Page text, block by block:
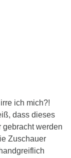
ich mich?!
dass dieses
gebracht werden
Zuschauer